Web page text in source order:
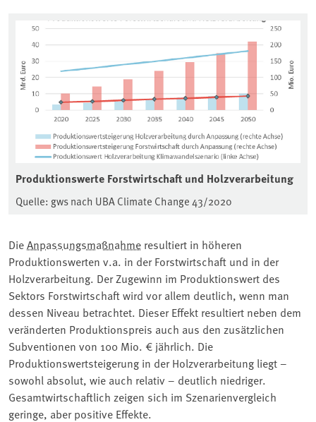
Produktionswerte Forstwirtschaft und Holzverarbeitung
Quelle: gws nach UBA Climate Change 43/2020
DieAnpassungsmaßnahme resultiert in höheren
Produktionswerten v.a. in der Forstwirtschaft und in der
Holzverarbeitung. Der Zugewinn im Produktionswert des
Sektors Forstwirtschaft wird vor allem deutlich, wenn man
dessen Niveau betrachtet. Dieser Effekt resultiert neben dem
veränderten Produktionspreis auch aus den zusätzlichen
Subventionen von 100 Mio. € jährlich. Die
Produktionswertsteigerung in der Holzverarbeitung liegt –
sowohl absolut, wie auch relativ – deutlich niedriger.
Gesamtwirtschaftlich zeigen sich im Szenarienvergleich
geringe, aber positive Effekte.